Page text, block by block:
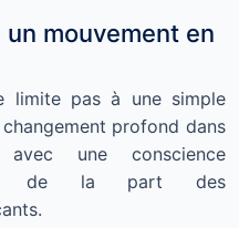
mouvement en
limite pas à une simple
profond dans
avec une conscience
de la part des